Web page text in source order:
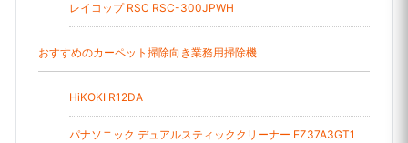
レイコップ RSC RSC-300JPWH
おすすめのカーペット掃除向き業務用掃除機
HiKOKI R12DA
パナソニック デュアルスティッククリーナー EZ37A3GT1